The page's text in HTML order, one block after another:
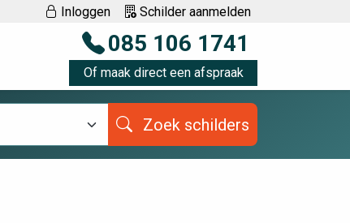
Inloggen Schilder aanmelden
085 106 1741
Of maak direct een afspraak
Zoek schilders